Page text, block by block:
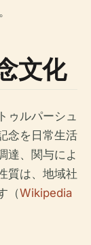
文化
ゥルパーシュ
念を日常生活
達、関与によ
質は、地域社
（Wikipedia